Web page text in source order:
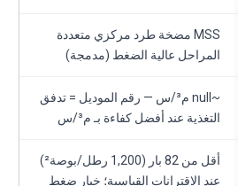
MSS مضخة طرد مركزي متعددة
المراحل عالية الضغط (مدمجة)
~null م³/س — رقم الموديل = تدفق
التغذية عند أفضل كفاءة بـ م³/س
أقل من 82 بار (1,200 رطل/بوصة²)
عند الاقترانات القياسية؛ خيار ضغط